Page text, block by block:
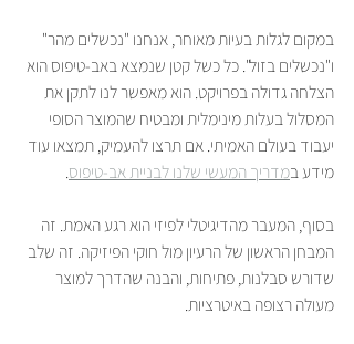
במקום לגלות בעיות מאוחר, אנחנו "נכשלים מהר"
ו"נכשלים בזול". כל כשל קטן שנמצא באב-טיפוס הוא
הצלחה גדולה בפרויקט. הוא מאפשר לנו לתקן את
המסלול בעלות מינימלית ומבטיח שהמוצר הסופי
יעבוד בעולם האמיתי. אם תרצו להעמיק, תמצאו עוד
מידע במדריך המעשי שלנו לבניית אב-טיפוס.
בסוף, המעבר מהדיגיטלי לפיזי הוא רגע האמת. זה
המבחן הראשון של הרעיון מול חוקי הפיזיקה. זה שלב
שדורש סבלנות, פתיחות, והבנה שהדרך למוצר
מעולה רצופה באיטרציות.